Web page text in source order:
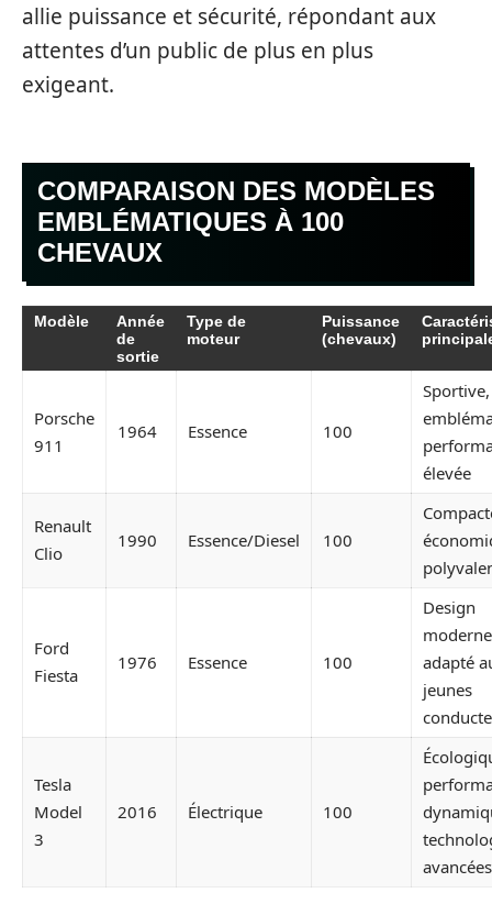
allie puissance et sécurité, répondant aux
attentes d’un public de plus en plus
exigeant.
COMPARAISON DES MODÈLES
EMBLÉMATIQUES À 100
CHEVAUX
Modèle
Année
de
sortie
Type de
moteur
Puissance
(chevaux)
Porsche
911
1964 Essence 100
élevée
Renault
Clio
1990 Essence/Diesel 100
Ford
Fiesta
1976 Essence 100
Design
adapté
jeunes
Tesla
Model
3
2016 Électrique 100
avancées